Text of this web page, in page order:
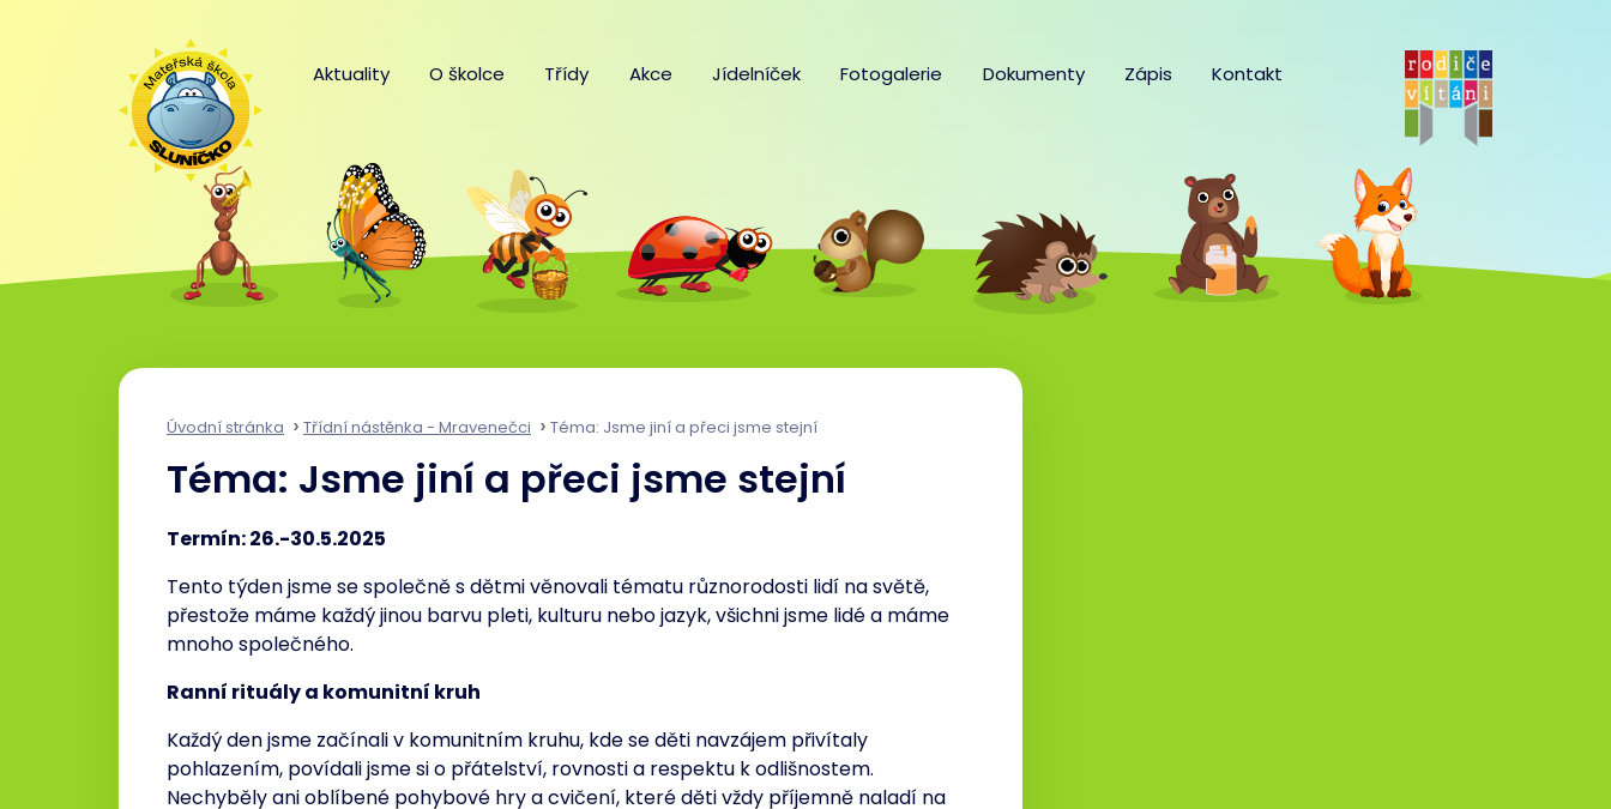
Aktuality O školce Třídy Akce Jídelníček Fotogalerie Dokumenty Zápis Kontakt
Úvodní stránka Třídní nástěnka - Mravenečci Téma: Jsme jiní a přeci jsme stejní
Téma: Jsme jiní a přeci jsme stejní
Termín: 26.-30.5.2025
Tento týden jsme se společně s dětmi věnovali tématu různorodosti lidí na světě,
přestože máme každý jinou barvu pleti, kulturu nebo jazyk, všichni jsme lidé a máme
mnoho společného.
Ranní rituály a komunitní kruh
Každý den jsme začínali v komunitním kruhu, kde se děti navzájem přivítaly
pohlazením, povídali jsme si o přátelství, rovnosti a respektu k odlišnostem.
Nechyběly ani oblíbené pohybové hry a cvičení, které děti vždy příjemně naladí na